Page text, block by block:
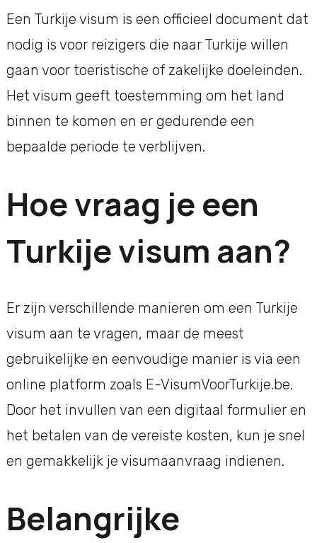
Een Turkije visum is een officieel document dat
nodig is voor reizigers die naar Turkije willen
gaan voor toeristische of zakelijke doeleinden.
Het visum geeft toestemming om het land
binnen te komen en er gedurende een
bepaalde periode te verblijven.
Hoe vraag je een
Turkije visum aan?
Er zijn verschillende manieren om een Turkije
visum aan te vragen, maar de meest
gebruikelijke en eenvoudige manier is via een
online platform zoals E-VisumVoorTurkije.be.
Door het invullen van een digitaal formulier en
het betalen van de vereiste kosten, kun je snel
en gemakkelijk je visumaanvraag indienen.
Belangrijke